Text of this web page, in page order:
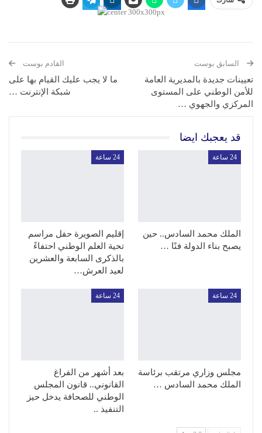
السابق بوست
تعيينات جديدة بالمديرية العامة
للأمن الوطني على المستوى
المركزي والجهوي …
القادم بوست
ما لا يجب عليك القيام بها على
شبكة الإنترنت …
قد يعجبك ايضا
24 ساعة
الملك محمد السادس.. حين
يصبح بناء الدولة فنًا …
24 ساعة
إقليم الصويرة حفل مراسم
تحية العلم الوطني احتفاءً
بالذكرى السابعة والعشرين
لعيد العرش…
24 ساعة
مجلس وزاري مرتقب برئاسة
الملك محمد السادس …
24 ساعة
بعد أشهر من الفراغ
القانوني.. قانون المجلس
الوطني للصحافة يدخل حيز
التنفيذ ..